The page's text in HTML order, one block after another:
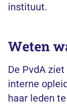
instituut.
Weten
De PvdA
interne
haar leden